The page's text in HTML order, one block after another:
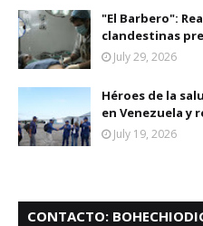
"El Barbero":
clandestinas
July 29, 2026
Héroes de la
en Venezuela y
July 19, 2026
CONTACTO: